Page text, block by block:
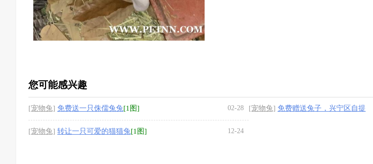
您可能感兴趣
[宠物兔] 免费送一只侏儒兔兔[1图] 02-28 [宠物兔] 免费赠送兔子，兴宁区自提
[宠物兔] 转让一只可爱的猫猫兔[1图] 12-24